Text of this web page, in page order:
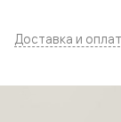
Доставка и